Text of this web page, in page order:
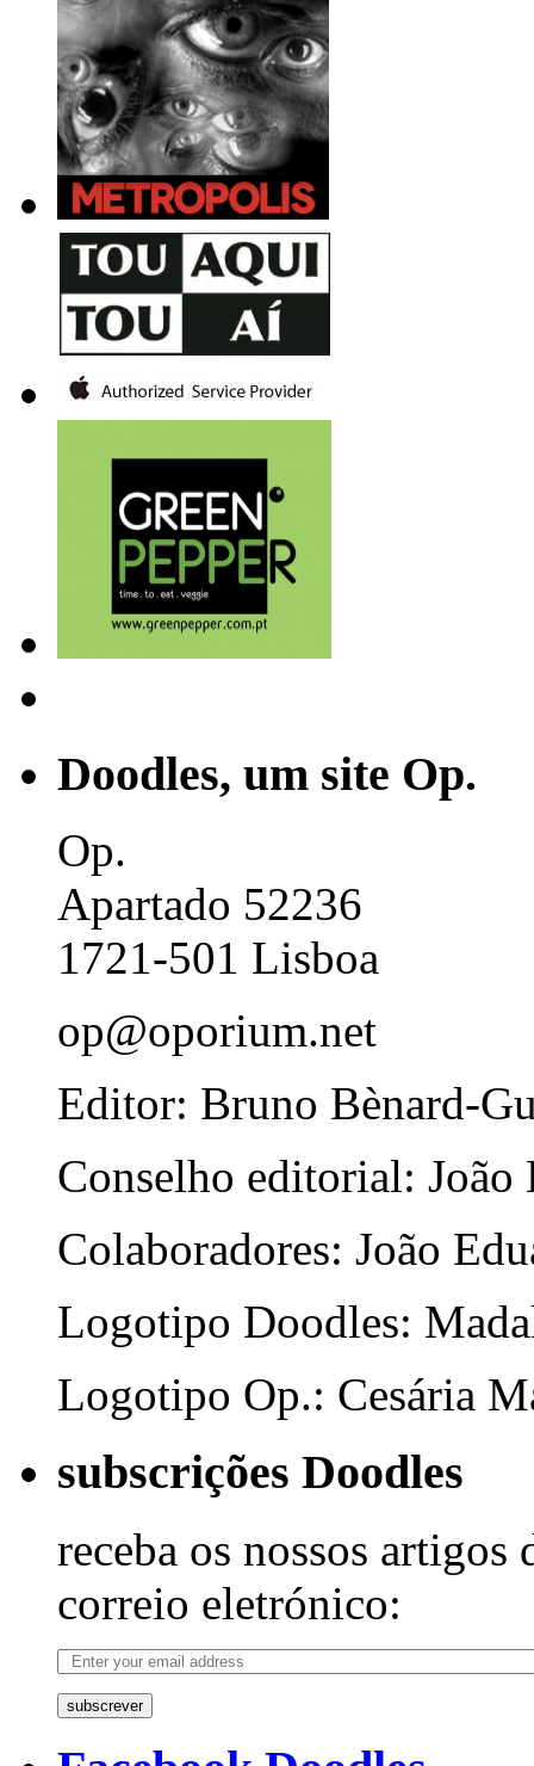
Doodles, um site Op.
Op.
Apartado 52236
1721-501 Lisboa
op@oporium.net
Editor: Bruno Bènard-
Conselho editorial: João
Colaboradores: João
Logotipo Doodles:
Logotipo Op.: Cesária
subscrições Doodles
receba os nossos artigos
correio eletrónico:
subscrever